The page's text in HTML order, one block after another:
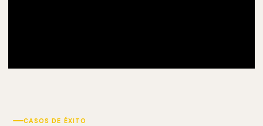
CASOS DE ÉXITO